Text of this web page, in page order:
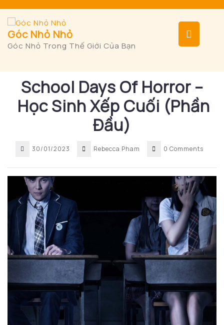
to
content
Góc Nhỏ Nhỏ
Góc Nhỏ Trong Thế Giới Của Bạn
School Days Of Horror –
Học Sinh Xếp Cuối (Phần
Đầu)
30/01/2023 Rebecca Pham 0 Comments